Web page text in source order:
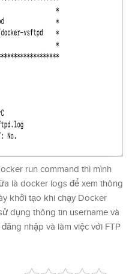
run command thì mình
là docker logs để xem thông
khởi tạo khi chạy Docker
dụng thông tin username và
nhập và làm việc với FTP